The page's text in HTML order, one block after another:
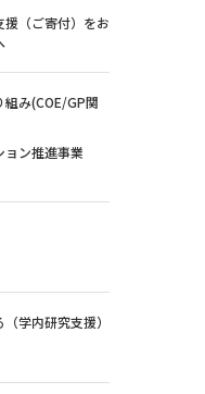
援（ご寄付）をお
み(COE/GP関
ョン推進事業
学内研究支援）